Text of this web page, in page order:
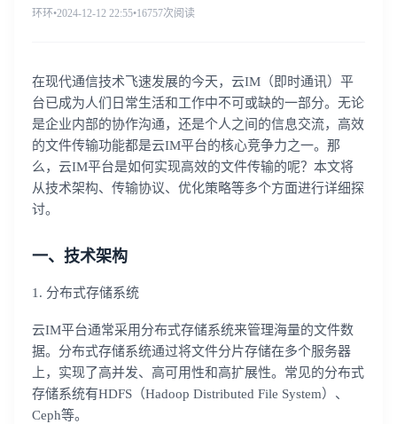
环环•2024-12-12 22:55•16757次阅读
在现代通信技术飞速发展的今天，云IM（即时通讯）平
台已成为人们日常生活和工作中不可或缺的一部分。无论
是企业内部的协作沟通，还是个人之间的信息交流，高效
的文件传输功能都是云IM平台的核心竞争力之一。那
么，云IM平台是如何实现高效的文件传输的呢？本文将
从技术架构、传输协议、优化策略等多个方面进行详细探
讨。
一、技术架构
1. 分布式存储系统
云IM平台通常采用分布式存储系统来管理海量的文件数
据。分布式存储系统通过将文件分片存储在多个服务器
上，实现了高并发、高可用性和高扩展性。常见的分布式
存储系统有HDFS（Hadoop Distributed File System）、
Ceph等。